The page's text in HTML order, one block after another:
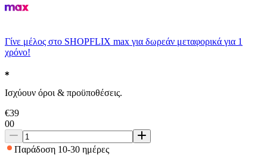
Γίνε μέλος στο SHOPFLIX max για δωρεάν μεταφορικά για 1
χρόνο!
Ισχύουν όροι & προϋποθέσεις.
€39
00
Παράδοση 10-30 ημέρες